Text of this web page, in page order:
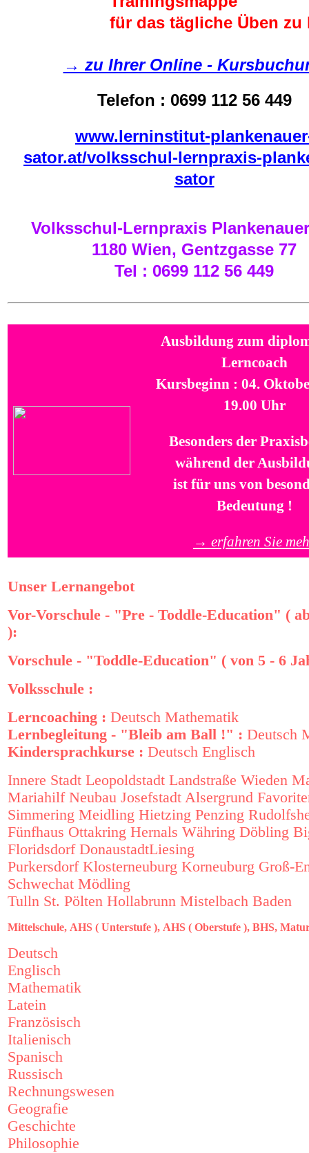
für das tägliche Üben zu
→ zu Ihrer Online -
Telefon : 0699 112 56 449
www.lerninstitut-
sator.at/volksschul-lernpraxis-
sator
Volksschul-Lernpraxis
1180 Wien, Gentzgasse 77
Tel : 0699 112 56 449
Ausbildung zum
Lerncoach
Kursbeginn : 04.
19.00 Uhr
Besonders der
während der
ist für uns von
Bedeutung !
→ erfahren Sie
Unser Lernangebot
Vor-Vorschule - "Pre - Toddle-Education" (
):
Vorschule - "Toddle-Education" ( von 5 - 6
Volksschule :
Lerncoaching : Deutsch Mathematik
Lernbegleitung - "Bleib am Ball !" : Deutsch
Kindersprachkurse : Deutsch Englisch
Innere Stadt Leopoldstadt Landstraße Wieden
Mariahilf Neubau Josefstadt Alsergrund
Simmering Meidling Hietzing Penzing
Fünfhaus Ottakring Hernals Währing Döbling
Floridsdorf DonaustadtLiesing
Purkersdorf Klosterneuburg Korneuburg Groß-
Schwechat Mödling
Tulln St. Pölten Hollabrunn Mistelbach Baden
Mittelschule, AHS ( Unterstufe ), AHS ( Oberstufe ), BHS,
Deutsch
Englisch
Mathematik
Latein
Französisch
Italienisch
Spanisch
Russisch
Rechnungswesen
Geografie
Geschichte
Philosophie